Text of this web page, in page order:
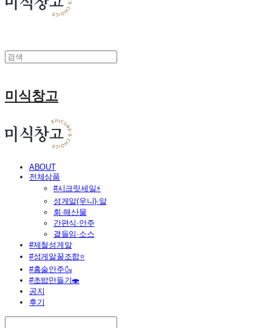
미식창고
ABOUT
전체상품
#시크릿세일⚡
성게알(우니)·알
회·해산물
간편식·안주
곁들임·소스
#제철성게알
#성게알꿀조합⭐
#홈술안주🍶
#초밥만들기🍣
공지
후기